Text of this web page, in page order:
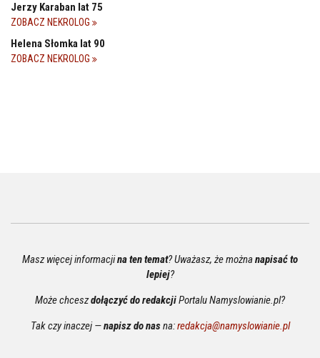
Jerzy Karaban lat 75
ZOBACZ NEKROLOG
Helena Słomka lat 90
ZOBACZ NEKROLOG
Masz więcej informacjina ten temat? Uważasz, że możnanapisać to
lepiej?
Może chceszdołączyć do redakcjiPortalu Namyslowianie.pl?
Tak czy inaczej —napisz do nasna:redakcja@namyslowianie.pl